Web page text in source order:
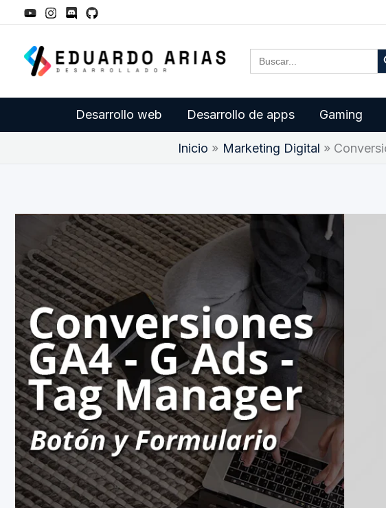
contenido
Buscar:
Desarrollo web Desarrollo de apps Gaming
Inicio Marketing Digital